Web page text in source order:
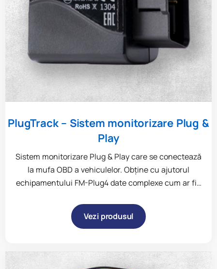
PlugTrack – Sistem monitorizare Plug &
Play
Sistem monitorizare Plug & Play care se conectează
la mufa OBD a vehiculelor. Obține cu ajutorul
echipamentului FM-Plug4 date complexe cum ar fi…
Vezi produsul